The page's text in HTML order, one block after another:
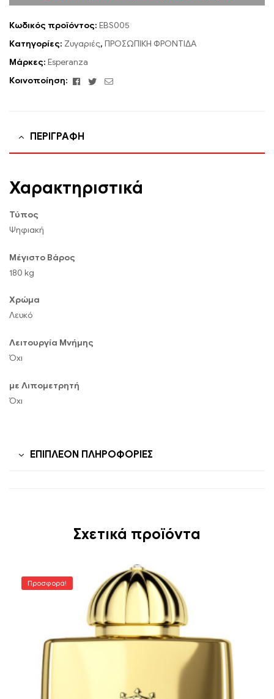
Κωδικός προϊόντος: EBS005
Κατηγορίες: Ζυγαριές, ΠΡΟΣΩΠΙΚΗ ΦΡΟΝΤΙΔΑ
Μάρκες: Esperanza
Κοινοποίηση:
Facebook
TwitterEmail
ΠΕΡΙΓΡΑΦΉ
Χαρακτηριστικά
Τύπος
Ψηφιακή
Μέγιστο Βάρος
180 kg
Χρώμα
Λευκό
Λειτουργία Μνήμης
Όχι
με Λιπομετρητή
Όχι
ΕΠΙΠΛΈΟΝ ΠΛΗΡΟΦΟΡΊΕΣ
Σχετικά προϊόντα
Προσφορά!